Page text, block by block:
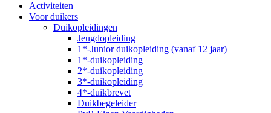
Activiteiten
Voor duikers
Duikopleidingen
Jeugdopleiding
1*-Junior duikopleiding (vanaf 12 jaar)
1*-duikopleiding
2*-duikopleiding
3*-duikopleiding
4*-duikbrevet
Duikbegeleider